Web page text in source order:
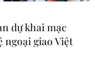
dự khai mạc
ngoại giao Việt